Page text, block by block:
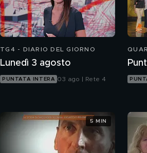
TG4 - DIARIO DEL GIORNO
Lunedì 3 agosto
PUNTATA INTERA 03 ago | Rete 4
5 MIN